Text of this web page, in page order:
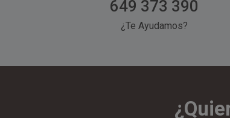
649 373 390
¿Te Ayudamos?